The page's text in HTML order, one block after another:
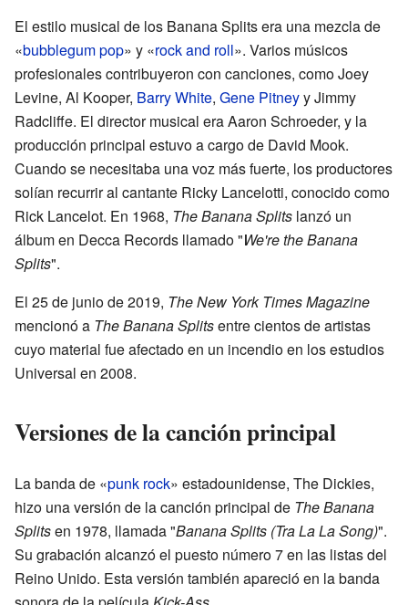
El estilo musical de los Banana Splits era una mezcla de
«bubblegum pop» y «rock and roll». Varios músicos
profesionales contribuyeron con canciones, como Joey
Levine, Al Kooper, Barry White, Gene Pitneyy Jimmy
Radcliffe. El director musical era Aaron Schroeder, y la
producción principal estuvo a cargo de David Mook.
Cuando se necesitaba una voz más fuerte, los productores
solían recurrir al cantante Ricky Lancelotti, conocido como
Rick Lancelot. En 1968, The Banana Splits lanzó un
álbum en Decca Records llamado "We're the Banana
Splits".
El 25 de junio de 2019, The New York Times Magazine
mencionó a The Banana Splitsentre cientos de artistas
cuyo material fue afectado en un incendio en los estudios
Universal en 2008.
Versiones de la canción principal
La banda de «punk rock» estadounidense, The Dickies,
hizo una versión de la canción principal de The Banana
Splitsen 1978, llamada "Banana Splits (Tra La La Song)".
Su grabación alcanzó el puesto número 7 en las listas del
Reino Unido. Esta versión también apareció en la banda